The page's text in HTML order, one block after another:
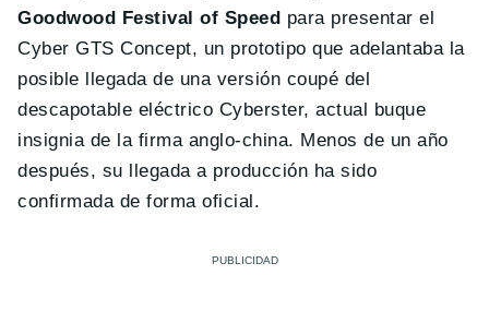
Goodwood Festival of Speed para presentar el
Cyber GTS Concept, un prototipo que adelantaba la
posible llegada de una versión coupé del
descapotable eléctrico Cyberster, actual buque
insignia de la firma anglo-china. Menos de un año
después, su llegada a producción ha sido
confirmada de forma oficial.